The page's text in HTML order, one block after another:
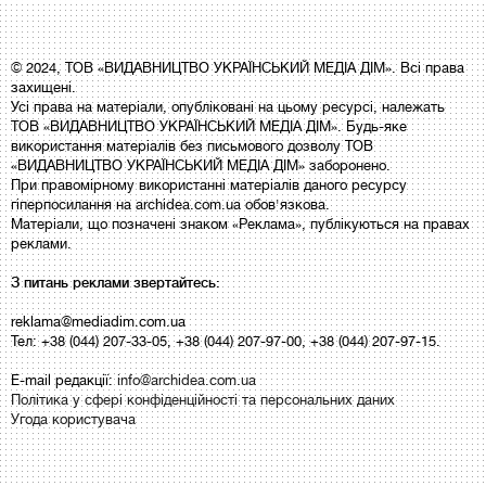
© 2024, ТОВ «ВИДАВНИЦТВО УКРАЇНСЬКИЙ МЕДІА ДІМ». Всі права
захищені.
Усі права на матеріали, опубліковані на цьому ресурсі, належать
ТОВ «ВИДАВНИЦТВО УКРАЇНСЬКИЙ МЕДІА ДІМ». Будь-яке
використання матеріалів без письмового дозволу ТОВ
«ВИДАВНИЦТВО УКРАЇНСЬКИЙ МЕДІА ДІМ» заборонено.
При правомірному використанні матеріалів даного ресурсу
гіперпосилання на archidea.com.ua обов'язкова.
Матеріали, що позначені знаком «Реклама», публікуються на правах
реклами.
З питань реклами звертайтесь:
reklama@mediadim.com.ua
Тел: +38 (044) 207-33-05, +38 (044) 207-97-00, +38 (044) 207-97-15.
E-mail редакції:info@archidea.com.ua
Політика у сфері конфіденційності та персональних даних
Угода користувача